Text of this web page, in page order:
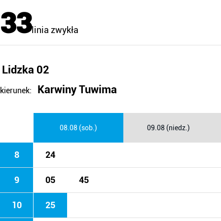
33linia zwykła
Lidzka 02
kierunek: Karwiny Tuwima
08.08 (sob.) 09.08 (niedz.)
8 24
9 05 45
10 25